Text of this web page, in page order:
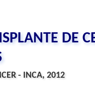
DE
- INCA, 2012